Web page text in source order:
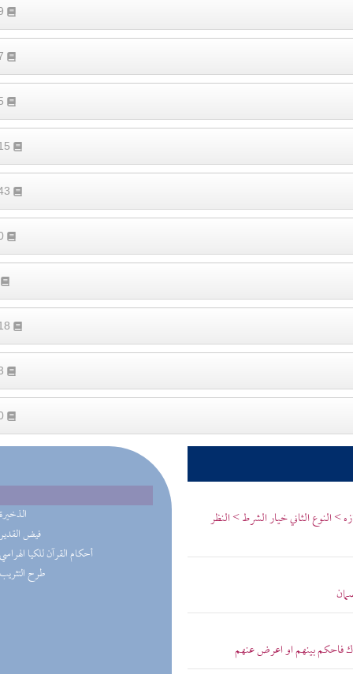
(2)
(2) فيض
(1) أحكام القرآن للكيا
(1) طرح
> النوع الثاني خيار الشرط > النظر
فاحكم بينهم او اعرض عنهم